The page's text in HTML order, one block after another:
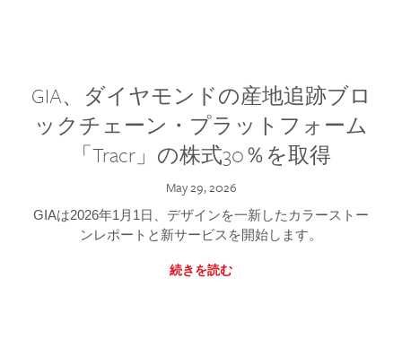
GIA、ダイヤモンドの産地追跡ブロ
ックチェーン・プラットフォーム
「Tracr」の株式30％を取得
May 29, 2026
GIAは2026年1月1日、デザインを一新したカラーストー
ンレポートと新サービスを開始します。
続きを読む